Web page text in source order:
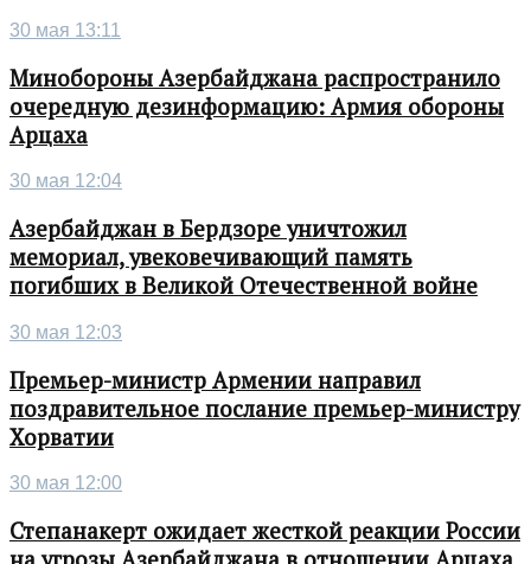
30 мая 13:11
Минобороны Азербайджана распространило
очередную дезинформацию: Армия обороны
Арцаха
30 мая 12:04
Азербайджан в Бердзоре уничтожил
мемориал, увековечивающий память
погибших в Великой Отечественной войне
30 мая 12:03
Премьер-министр Армении направил
поздравительное послание премьер-министру
Хорватии
30 мая 12:00
Степанакерт ожидает жесткой реакции России